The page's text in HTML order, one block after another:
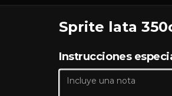
Ceviche Mixto
Salmón y Camarones aderezados
al estilo peruano
Sprite lata
Instrucciones